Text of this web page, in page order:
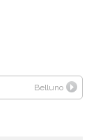
Belluno